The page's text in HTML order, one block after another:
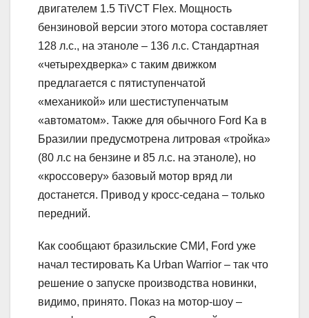
двигателем 1.5 TiVCT Flex. Мощность
бензиновой версии этого мотора составляет
128 л.с., на этаноле – 136 л.с. Стандартная
«четырехдверка» с таким движком
предлагается с пятиступенчатой
«механикой» или шестиступенчатым
«автоматом». Также для обычного Ford Ka в
Бразилии предусмотрена литровая «тройка»
(80 л.с на бензине и 85 л.с. на этаноле), но
«кроссоверу» базовый мотор вряд ли
достанется. Привод у кросс-седана – только
передний.
Как сообщают бразильские СМИ, Ford уже
начал тестировать Ka Urban Warrior – так что
решение о запуске производства новинки,
видимо, принято. Показ на мотор-шоу –